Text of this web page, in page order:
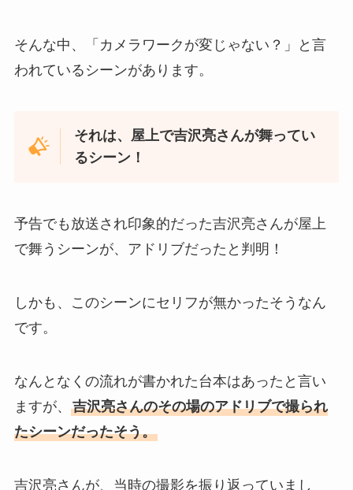
そんな中、「カメラワークが変じゃない？」と言
われているシーンがあります。
それは、屋上で吉沢亮さんが舞ってい
るシーン！
予告でも放送され印象的だった吉沢亮さんが屋上
で舞うシーンが、アドリブだったと判明！
しかも、このシーンにセリフが無かったそうなん
です。
なんとなくの流れが書かれた台本はあったと言い
ますが、 吉沢亮さんのその場のアドリブで撮られ
たシーンだったそう。
吉沢亮さんが、当時の撮影を振り返っていまし